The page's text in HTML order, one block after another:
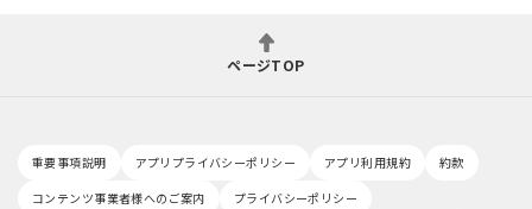
ページTOP
重要事項説明 アプリプライバシーポリシー アプリ利用規約
約款
コンテンツ事業者様へのご案内
プライバシーポリシー